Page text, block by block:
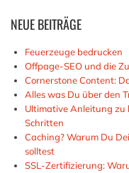
NEUEBEITRÄGE
Feuerzeuge bedrucken
Offpage-SEO und die
Cornerstone Content:
Alles was Du über den
Ultimative Anleitung zu
Schritten
Caching? Warum Du
solltest
SSL-Zertifizierung: